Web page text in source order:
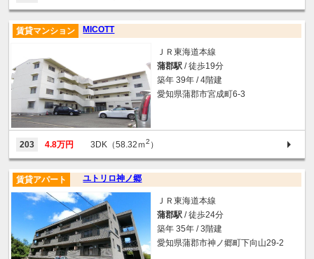
MICOTT
賃貸マンション
ＪＲ東海道本線
蒲郡駅 / 徒歩19分
築年 39年 / 4階建
愛知県蒲郡市宮成町6-3
203 4.8万円 3DK（58.32ｍ2 ）
ユトリロ神ノ郷
賃貸アパート
ＪＲ東海道本線
蒲郡駅 / 徒歩24分
築年 35年 / 3階建
愛知県蒲郡市神ノ郷町下向山29-2